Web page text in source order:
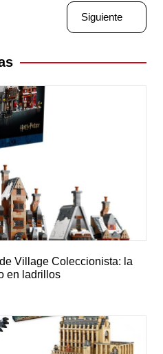
Siguiente
Village Coleccionista: la
en ladrillos